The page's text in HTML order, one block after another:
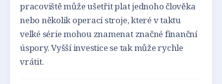
pracoviště může ušetřit plat jednoho člověka
nebo několik operací stroje, které v taktu
velké série mohou znamenat značné finanční
úspory. Vyšší investice se tak může rychle
vrátit.